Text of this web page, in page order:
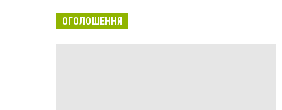
ОГОЛОШЕННЯ